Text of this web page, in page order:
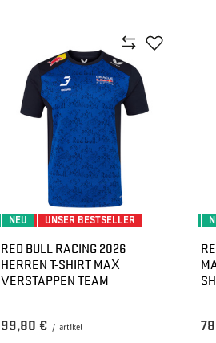
NEU UNSER BESTSELLER
RED BULL RACING 2026
HERREN T-SHIRT MAX
VERSTAPPEN TEAM
99,80 € / artikel